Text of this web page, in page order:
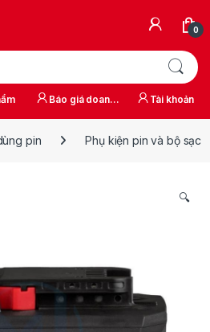
0
Báo giá doanh
Tài khoản
pin Phụ kiện pin và bộ sạc
🔍